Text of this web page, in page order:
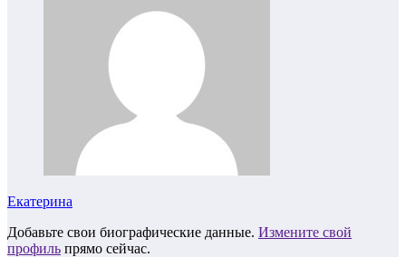
Екатерина
Добавьте свои биографические данные. Измените свой
профиль прямо сейчас.